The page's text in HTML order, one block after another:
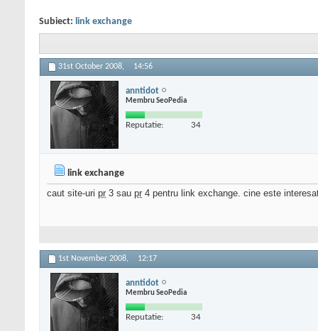
Subiect: link exchange
31st October 2008, 14:56
anntidot
Membru SeoPedia
Reputatie: 34
link exchange
caut site-uri pr 3 sau pr 4 pentru link exchange. cine este
1st November 2008, 12:17
anntidot
Membru SeoPedia
Reputatie: 34